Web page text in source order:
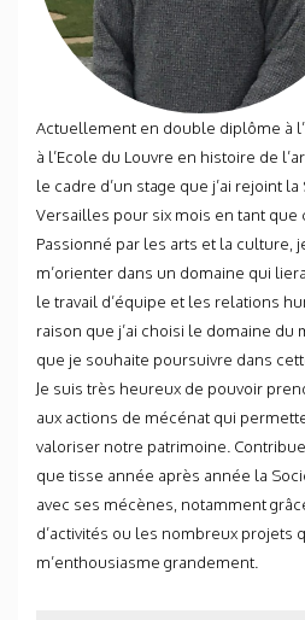
Actuellement en double diplôme à
à l’Ecole du Louvre en histoire de
le cadre d’un stage que j’ai rejoint
Versailles pour six mois en tant que
Passionné par les arts et la culture,
m’orienter dans un domaine qui
le travail d’équipe et les relations
raison que j’ai choisi le domaine du
que je souhaite poursuivre dans
Je suis très heureux de pouvoir
aux actions de mécénat qui
valoriser notre patrimoine.
que tisse année après année la
avec ses mécènes, notamment
d’activités ou les nombreux projets
m’enthousiasme grandement.